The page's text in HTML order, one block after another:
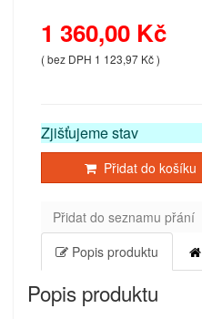
1 360,00 Kč
( bez DPH 1 123,97 Kč )
Zjišťujeme stav
Přidat do košíku
Přidat do seznamu přání
Popis produktu
Popis produktu